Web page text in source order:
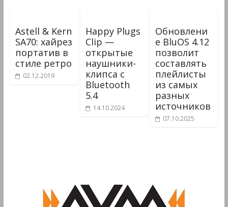
Astell & Kern
SA70: хайрез
портатив в
стиле ретро
02.12.2019
Happy Plugs
Clip —
открытые
наушники-
клипса с
Bluetooth
5.4
14.10.2024
Обновлени
е BluOS 4.12
позволит
составлять
плейлисты
из самых
разных
источников
07.10.2025